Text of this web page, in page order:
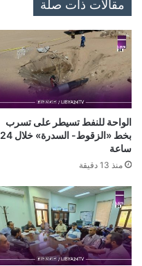
مقالات ذات صلة
الواحة للنفط تسيطر على تسرب
بخط «الزقوط- السدرة» خلال 24
ساعة
منذ 13 دقيقة